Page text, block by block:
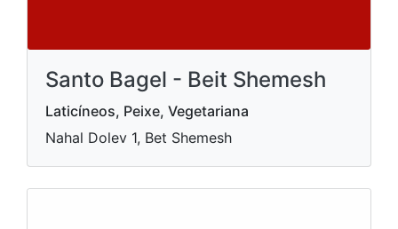
Santo Bagel - Beit Shemesh
Laticíneos, Peixe, Vegetariana
Nahal Dolev 1, Bet Shemesh